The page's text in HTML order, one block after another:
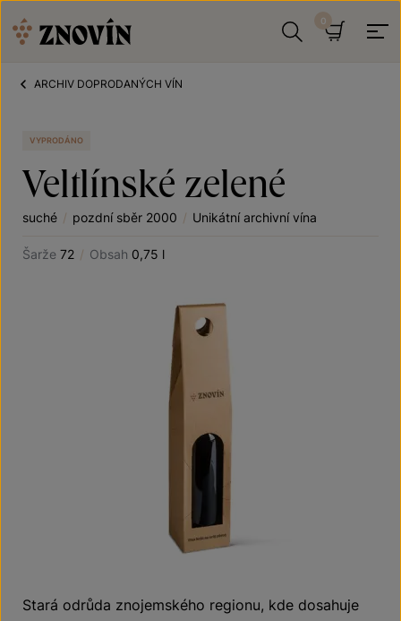
ARCHIV DOPRODANÝCH VÍN
VYPRODÁNO
Veltlínské zelené
suché / pozdní sběr 2000 / Unikátní archivní vína
Šarže 72 / Obsah 0,75 l
Stará odrůda znojemského regionu, kde dosahuje